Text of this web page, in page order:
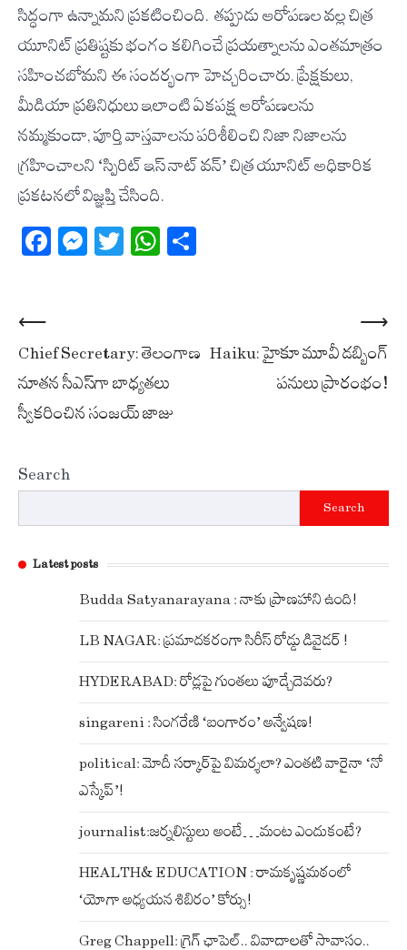
సిద్ధంగా ఉన్నామని ప్రకటించింది. తప్పుడు ఆరోపణల వల్ల చిత్ర
యూనిట్ ప్రతిష్టకు భంగం కలిగించే ప్రయత్నాలను ఎంతమాత్రం
సహించబోమని ఈ సందర్భంగా హెచ్చరించారు. ప్రేక్షకులు,
మీడియా ప్రతినిధులు ఇలాంటి ఏకపక్ష ఆరోపణలను
నమ్మకుండా, పూర్తి వాస్తవాలను పరిశీలించి నిజా నిజాలను
గ్రహించాలని ‘స్పిరిట్ ఇస్ నాట్ వన్’ చిత్ర యూనిట్ అధికారిక
ప్రకటనలో విజ్ఞప్తి చేసింది.
Facebook
Messenger
TwitterWhatsApp
Post
navigation
⟵
Chief Secretary: తెలంగాణ
నూతన సీఎస్‌గా బాధ్యతలు
స్వీకరించిన సంజయ్ జాజు
Haiku: హైకూ మూవీ డబ్బింగ్
పనులు ప్రారంభం!
⟶
Search
Search
Latest posts
Budda Satyanarayana : నాకు ప్రాణహాని ఉంది!
LB NAGAR: ప్రమాదకరంగా సిరీస్ రోడ్డు డివైడర్ !
HYDERABAD: రోడ్లపై గుంతలు పూడ్చేదెవరు?
singareni : సింగరేణి ‘బంగారం’ అన్వేషణ!
political: మోదీ సర్కార్‌పై విమర్శలా? ఎంతటి వారైనా ‘నో
ఎస్కేప్’!
journalist:జర్నలిస్టులు అంటే…మంట ఎందుకంటే?
HEALTH& EDUCATION : రామకృష్ణమఠంలో
‘యోగా అధ్యయన శిబిరం’ కోర్సు!
Greg Chappell: గ్రెగ్ ఛాపెల్.. వివాదాలతో సావాసం..